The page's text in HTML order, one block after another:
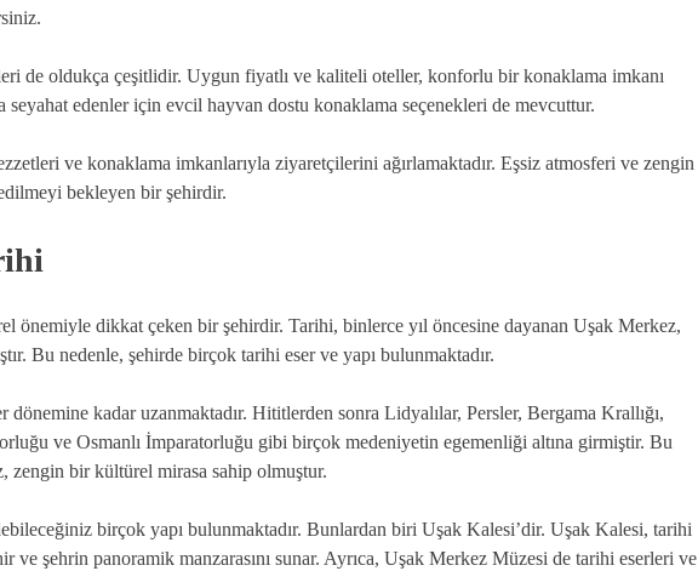
de oldukça çeşitlidir. Uygun fiyatlı ve kaliteli oteller, konforlu bir konaklama imkanı
seyahat edenler için evcil hayvan dostu konaklama seçenekleri de mevcuttur.
ve konaklama imkanlarıyla ziyaretçilerini ağırlamaktadır. Eşsiz atmosferi ve zengin
bekleyen bir şehirdir.
önemiyle dikkat çeken bir şehirdir. Tarihi, binlerce yıl öncesine dayanan Uşak Merkez,
Bu nedenle, şehirde birçok tarihi eser ve yapı bulunmaktadır.
kadar uzanmaktadır. Hititlerden sonra Lidyalılar, Persler, Bergama Krallığı,
ve Osmanlı İmparatorluğu gibi birçok medeniyetin egemenliği altına girmiştir. Bu
zengin bir kültürel mirasa sahip olmuştur.
birçok yapı bulunmaktadır. Bunlardan biri Uşak Kalesi’dir. Uşak Kalesi, tarihi
ve şehrin panoramik manzarasını sunar. Ayrıca, Uşak Merkez Müzesi de tarihi eserleri ve